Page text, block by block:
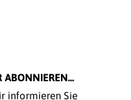
ABONNIEREN...
informieren Sie